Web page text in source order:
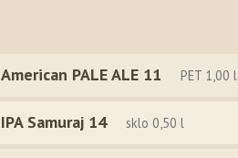
American PALE ALE 11 PET 1,00 l
IPA Samuraj 14 sklo 0,50 l